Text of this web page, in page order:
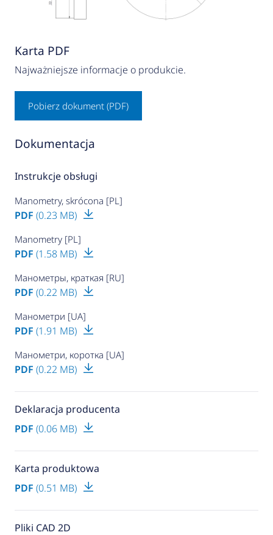
Karta PDF
Najważniejsze informacje o produkcie.
Pobierz dokument (PDF)
Dokumentacja
Instrukcje obsługi
Manometry, skrócona [PL]
PDF (0.23 MB)
Manometry [PL]
PDF (1.58 MB)
Манометры, краткая [RU]
PDF (0.22 MB)
Манометри [UA]
PDF (1.91 MB)
Манометри, коротка [UA]
PDF (0.22 MB)
Deklaracja producenta
PDF (0.06 MB)
Karta produktowa
PDF (0.51 MB)
Pliki CAD 2D